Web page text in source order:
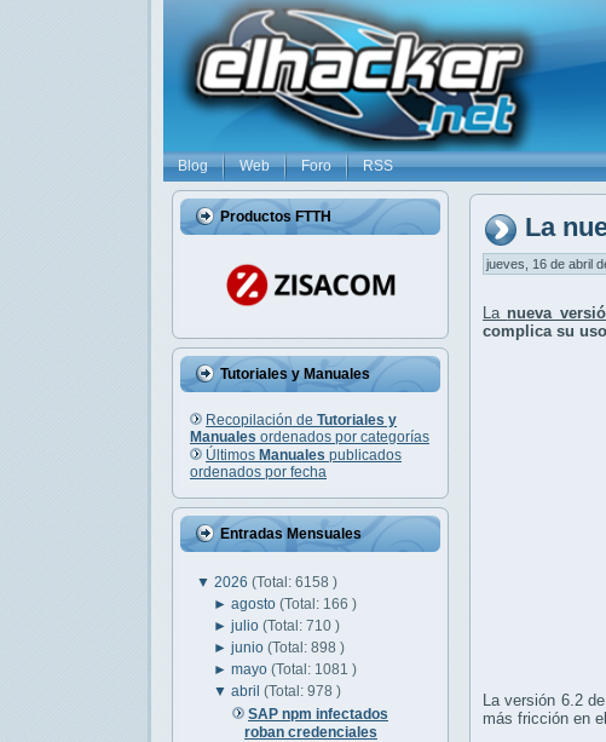
Blog Web Foro RSS
Productos FTTH
Tutoriales y Manuales
Recopilación de Tutoriales y
Manuales ordenados por categorías
Últimos Manuales publicados
ordenados por fecha
Entradas Mensuales
▼ 2026 (Total: 6158 )
►agosto(Total: 166 )
►julio(Total: 710 )
►junio(Total: 898 )
►mayo(Total: 1081 )
▼abril(Total: 978 )
SAP npm infectados
roban credenciales
La
jueves, 16 de abril
La nueva
complica su
La versión 6.2
más fricción en